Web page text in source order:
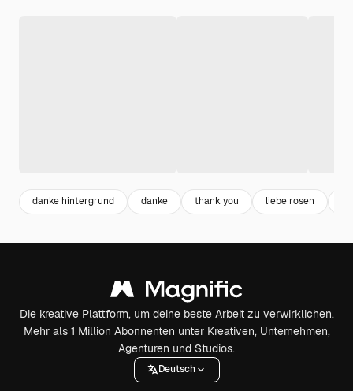
danke hintergrund danke thank you liebe rosen
Die kreative Plattform, um deine beste Arbeit zu verwirklichen.
Mehr als 1 Million Abonnenten unter Kreativen, Unternehmen,
Agenturen und Studios.
Deutsch